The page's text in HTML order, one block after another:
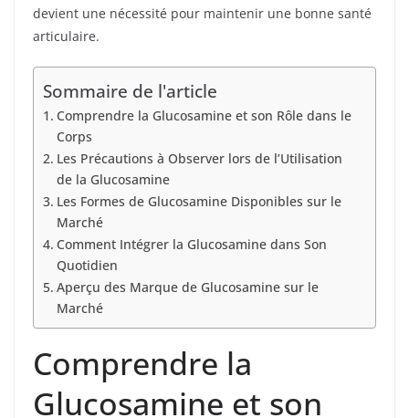
devient une nécessité pour maintenir une bonne santé
articulaire.
Sommaire de l'article
Comprendre la Glucosamine et son Rôle dans le
Corps
Les Précautions à Observer lors de l’Utilisation
de la Glucosamine
Les Formes de Glucosamine Disponibles sur le
Marché
Comment Intégrer la Glucosamine dans Son
Quotidien
Aperçu des Marque de Glucosamine sur le
Marché
Comprendre la
Glucosamine et son